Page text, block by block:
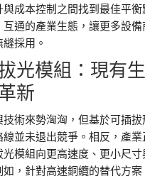
與成本控制之間找到最佳平衡
互通的產業生態，讓更多設備
採用。
光模組：現有
新
技術來勢洶洶，但基於可插
線並未退出競爭。相反，產業
光模組向更高速度、更小尺
如，針對高速銅纜的替代方案